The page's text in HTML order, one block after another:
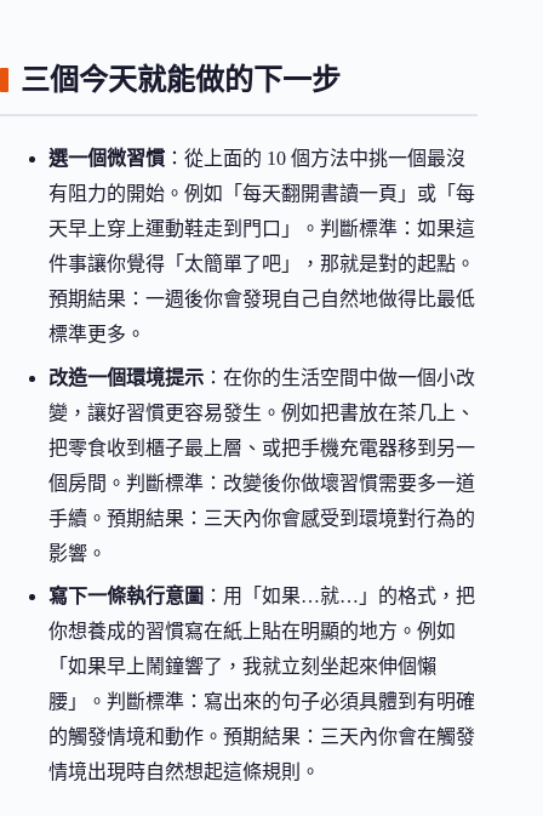
三個今天就能做的下一步
選一個微習慣 ：從上面的 10 個方法中挑一個最沒
有阻力的開始。例如「每天翻開書讀一頁」或「每
天早上穿上運動鞋走到門口」。判斷標準：如果這
件事讓你覺得「太簡單了吧」，那就是對的起點。
預期結果：一週後你會發現自己自然地做得比最低
標準更多。
改造一個環境提示 ：在你的生活空間中做一個小改
變，讓好習慣更容易發生。例如把書放在茶几上、
把零食收到櫃子最上層、或把手機充電器移到另一
個房間。判斷標準：改變後你做壞習慣需要多一道
手續。預期結果：三天內你會感受到環境對行為的
影響。
寫下一條執行意圖 ：用「如果…就…」的格式，把
你想養成的習慣寫在紙上貼在明顯的地方。例如
「如果早上鬧鐘響了，我就立刻坐起來伸個懶
腰」。判斷標準：寫出來的句子必須具體到有明確
的觸發情境和動作。預期結果：三天內你會在觸發
情境出現時自然想起這條規則。